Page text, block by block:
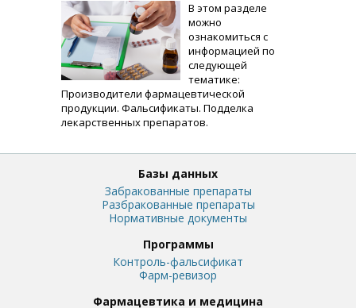
В этом разделе
можно
ознакомиться с
информацией по
следующей
тематике:
Производители фармацевтической
продукции. Фальсификаты. Подделка
лекарственных препаратов.
Базы данных
Забракованные препараты
Разбракованные препараты
Нормативные документы
Программы
Контроль-фальсификат
Фарм-ревизор
Фармацевтика и медицина